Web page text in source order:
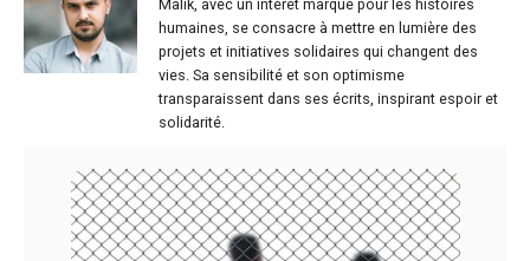
Malik, avec un intérêt marqué pour les histoires
humaines, se consacre à mettre en lumière des
projets et initiatives solidaires qui changent des
vies. Sa sensibilité et son optimisme
transparaissent dans ses écrits, inspirant espoir et
solidarité.